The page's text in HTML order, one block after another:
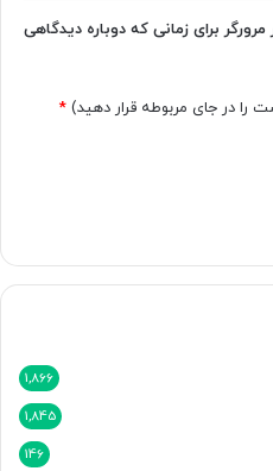
برای زمانی که دوباره دیدگاهی
در جای مربوطه قرار دهید) *
1,866
1,845
146